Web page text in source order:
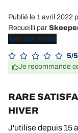
Publié le 1 avril 2022
Recueilli par
Avis non vérifié
5/5
Je recommande
RARE
HIVER
J'utilise depuis 15